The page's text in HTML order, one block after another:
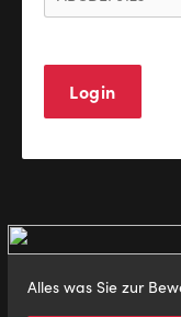
Alles was Sie zur